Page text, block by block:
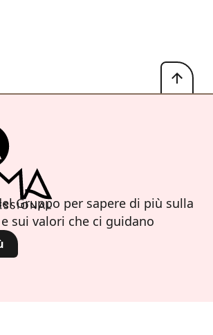
Gruppo per sapere di più sulla
sui valori che ci guidano